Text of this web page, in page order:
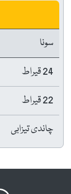
سونا
24 قیراط
22 قیراط
چاندی تیزابی